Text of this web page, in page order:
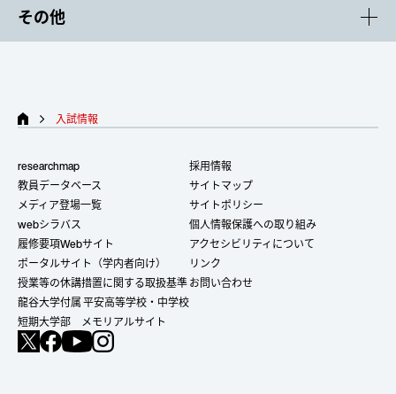
その他
入試情報
researchmap
教員データベース
メディア登場一覧
webシラバス
履修要項Webサイト
ポータルサイト（学内者向け）
授業等の休講措置に関する取扱基準
龍谷大学付属 平安高等学校・中学校
短期大学部 メモリアルサイト
採用情報
サイトマップ
サイトポリシー
個人情報保護への取り組み
アクセシビリティについて
リンク
お問い合わせ